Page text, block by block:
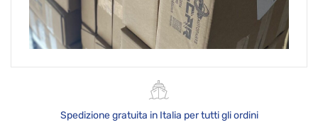
Spedizione gratuita in Italia per tutti gli ordini